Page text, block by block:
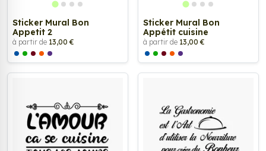
Sticker Mural Bon
Appetit 2
à partir de 13,00 €
Sticker Mural Bon
Appétit cuisine
à partir de 13,00 €